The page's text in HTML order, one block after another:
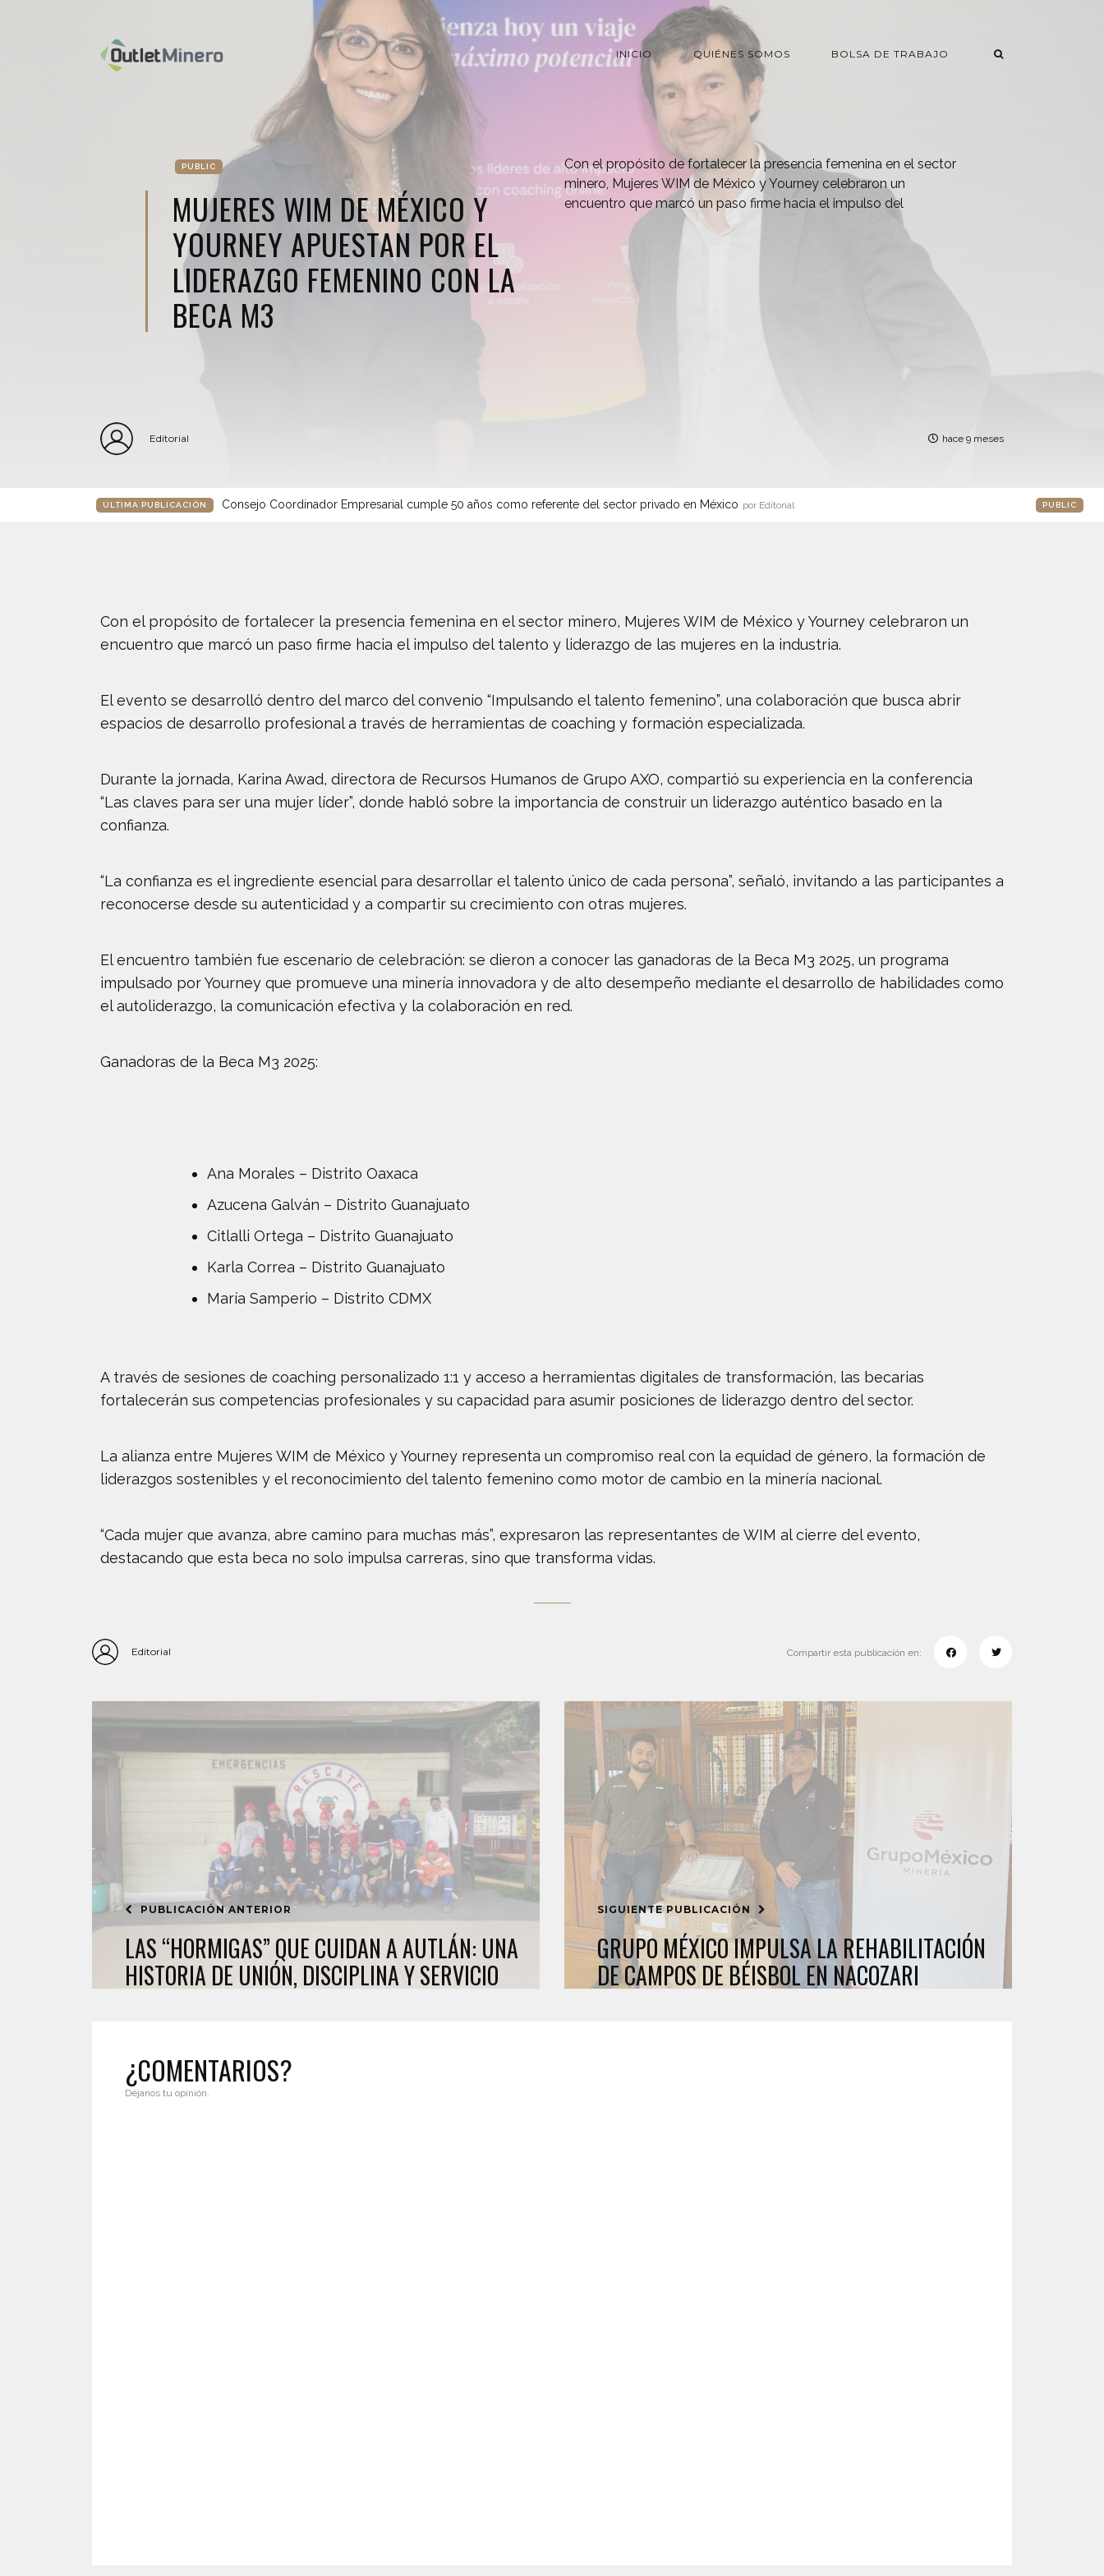
INICIO QUIÉNES SOMOS BOLSA DE TRABAJO
PUBLIC
MUJERES WIM DE MÉXICO Y
YOURNEY APUESTAN POR EL
LIDERAZGO FEMENINO CON LA
BECA M3
Con el propósito de fortalecer la presencia femenina en el sector
minero, Mujeres WIM de México y Yourney celebraron un
encuentro que marcó un paso firme hacia el impulso del
Editorial hace 9 meses
ÚLTIMA PUBLICACIÓN Consejo Coordinador Empresarial cumple 50 años como referente del sector privado en México por Editorial PUBLIC
Con el propósito de fortalecer la presencia femenina en el sector minero, Mujeres WIM de México y Yourney celebraron un
encuentro que marcó un paso firme hacia el impulso del talento y liderazgo de las mujeres en la industria.
El evento se desarrolló dentro del marco del convenio “Impulsando el talento femenino”, una colaboración que busca abrir
espacios de desarrollo profesional a través de herramientas de coaching y formación especializada.
Durante la jornada, Karina Awad, directora de Recursos Humanos de Grupo AXO, compartió su experiencia en la conferencia
“Las claves para ser una mujer líder”, donde habló sobre la importancia de construir un liderazgo auténtico basado en la
confianza.
“La confianza es el ingrediente esencial para desarrollar el talento único de cada persona”, señaló, invitando a las participantes a
reconocerse desde su autenticidad y a compartir su crecimiento con otras mujeres.
El encuentro también fue escenario de celebración: se dieron a conocer las ganadoras de la Beca M3 2025, un programa
impulsado por Yourney que promueve una minería innovadora y de alto desempeño mediante el desarrollo de habilidades como
el autoliderazgo, la comunicación efectiva y la colaboración en red.
Ganadoras de la Beca M3 2025:
Ana Morales – Distrito Oaxaca
Azucena Galván – Distrito Guanajuato
Citlalli Ortega – Distrito Guanajuato
Karla Correa – Distrito Guanajuato
María Samperio – Distrito CDMX
A través de sesiones de coaching personalizado 1:1 y acceso a herramientas digitales de transformación, las becarias
fortalecerán sus competencias profesionales y su capacidad para asumir posiciones de liderazgo dentro del sector.
La alianza entre Mujeres WIM de México y Yourney representa un compromiso real con la equidad de género, la formación de
liderazgos sostenibles y el reconocimiento del talento femenino como motor de cambio en la minería nacional.
“Cada mujer que avanza, abre camino para muchas más”, expresaron las representantes de WIM al cierre del evento,
destacando que esta beca no solo impulsa carreras, sino que transforma vidas.
Editorial Compartir esta publicación en:
PUBLICACIÓN ANTERIOR
LAS “HORMIGAS” QUE CUIDAN A AUTLÁN: UNA
HISTORIA DE UNIÓN, DISCIPLINA Y SERVICIO
SIGUIENTE PUBLICACIÓN
GRUPO MÉXICO IMPULSA LA REHABILITACIÓN
DE CAMPOS DE BÉISBOL EN NACOZARI
¿COMENTARIOS?
Déjanos tu opinión.